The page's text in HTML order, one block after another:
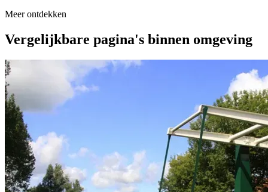
Meer ontdekken
Vergelijkbare pagina's binnen omgeving